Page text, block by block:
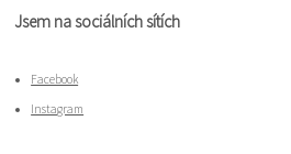
Jsem na sociálních sítích
Facebook
Instagram